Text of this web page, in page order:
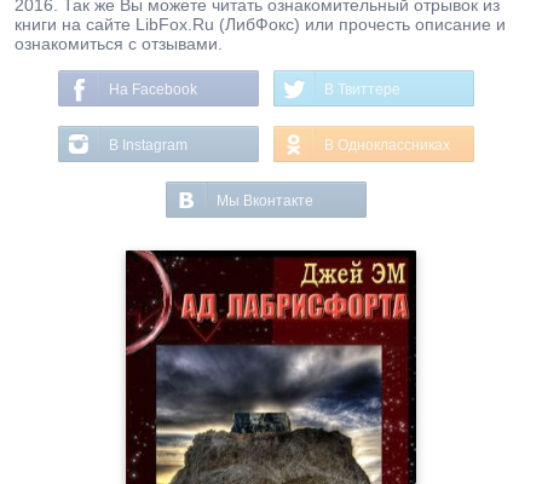
2016. Так же Вы можете читать ознакомительный отрывок из
книги на сайте LibFox.Ru (ЛибФокс) или прочесть описание и
ознакомиться с отзывами.
На Facebook В Твиттере
В Instagram В Одноклассниках
Мы Вконтакте